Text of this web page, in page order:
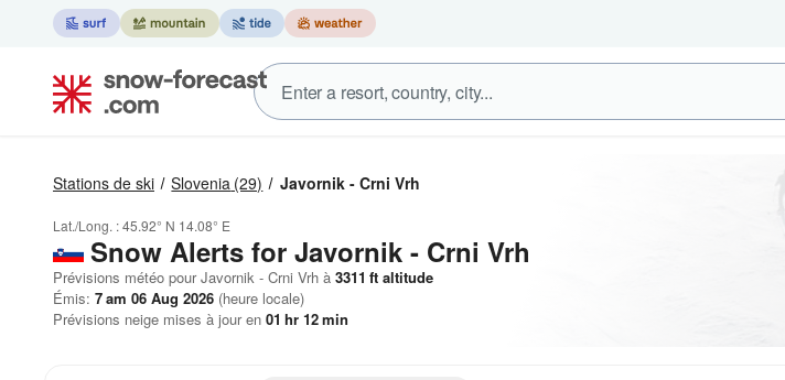
Stations de ski Slovenia (29) Javornik - Crni Vrh
Lat./Long. :45.92° N 14.08° E
Snow Alerts for Javornik - Crni Vrh
Prévisions météo pour Javornik - Crni Vrh à 3311 ft altitude
Émis: 7 am 06 Aug 2026 (heure locale)
Prévisions neige mises à jour en 01 hr 12min